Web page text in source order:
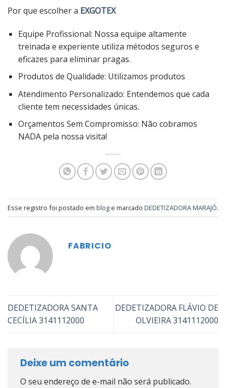
Por que escolher a EXGOTEX
Equipe Profissional: Nossa equipe altamente
treinada e experiente utiliza métodos seguros e
eficazes para eliminar pragas.
Produtos de Qualidade: Utilizamos produtos
Atendimento Personalizado: Entendemos que cada
cliente tem necessidades únicas.
Orçamentos Sem Compromisso: Não cobramos
NADA pela nossa visita!
Esse registro foi postado em blog e marcado DEDETIZADORA MARAJÓ.
FABRICIO
DEDETIZADORA SANTA
CECÍLIA 3141112000
DEDETIZADORA FLÁVIO DE
OLVIEIRA 3141112000
Deixe um comentário
O seu endereço de e-mail não será publicado.